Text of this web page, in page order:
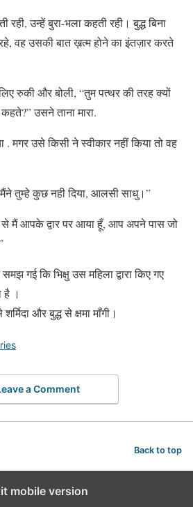
रही, उन्हें बुरा-भला कहती रही। बुद्ध बिना
वह उसकी बात ख़त्म होने का इंतज़ार करते
रुकी और बोली, “तुम पत्थर की तरह क्यों
उसने ताना मारा.
. मगर उसे किसी ने स्वीकार नहीं किया तो वह
तुम्हे कुछ नही दिया, आलसी साधु।”
से मैं आपके द्वार पर आया हूँ, आप अपने पास जो
गई कि भिक्षु उस महिला द्वारा किए गए
है ।
और बुद्ध से क्षमा माँगी।
a Comment
Back to top
mobile version